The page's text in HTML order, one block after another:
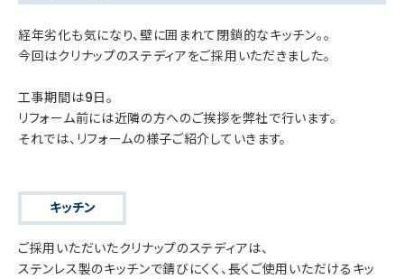
経年劣化も気になり、壁に囲まれて閉鎖的なキッチン。。
今回はクリナップのステディアをご採用いただきました。
工事期間は9日。
リフォーム前には近隣の方へのご挨拶を弊社で行います。
それでは、リフォームの様子ご紹介していきます。
キッチン
ご採用いただいたクリナップのステディアは、
ステンレス製のキッチンで錆びにくく、長くご使用いただけるキッ